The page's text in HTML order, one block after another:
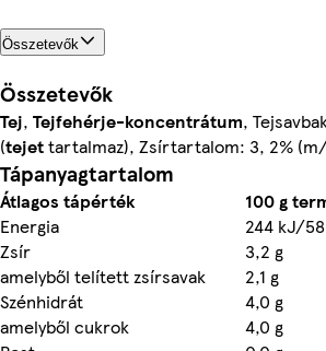
Összetevők
Összetevők
Tej, Tejfehérje-koncentrátum,
(tejettartalmaz), Zsírtartalom: 3, 2%
Tápanyagtartalom
Átlagos tápérték
100 g
Energia
244 kJ/
Zsír
3,2 g
amelyből telített zsírsavak
2,1 g
Szénhidrát
4,0 g
amelyből cukrok
4,0 g